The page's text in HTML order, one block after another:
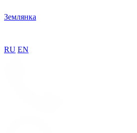
Землянка
RU EN